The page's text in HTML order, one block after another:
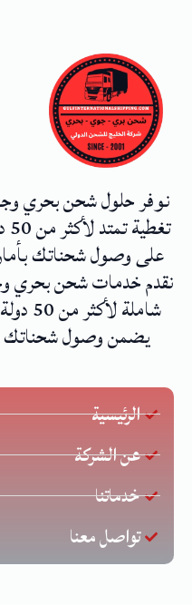
نوفر حلول شحن بحري
على وصول شحناتك
نقدم خدمات شحن بحري
يضمن وصول شحناتك
الرئيسية
عن الشركة
خدماتنا
تواصل معنا